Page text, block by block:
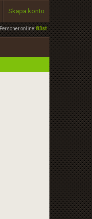
Personer online:83st
Skapa konto